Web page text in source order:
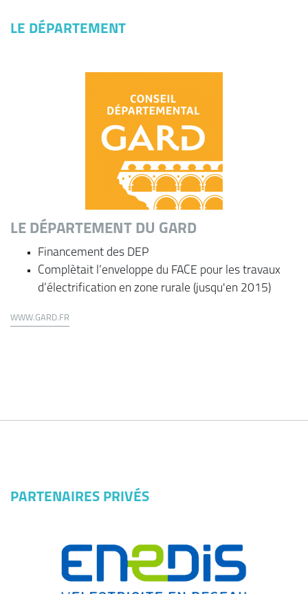
LE DÉPARTEMENT
LE DÉPARTEMENT DU GARD
Financement des DEP
Complètait l’enveloppe du FACE pour les travaux
d’électrification en zone rurale (jusqu'en 2015)
WWW.GARD.FR
PARTENAIRES PRIVÉS